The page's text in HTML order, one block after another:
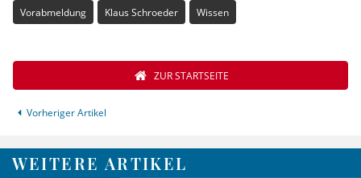
Vorabmeldung Klaus Schroeder Wissen
Vorheriger Artikel
ZUR STARTSEITE
WEITERE ARTIKEL